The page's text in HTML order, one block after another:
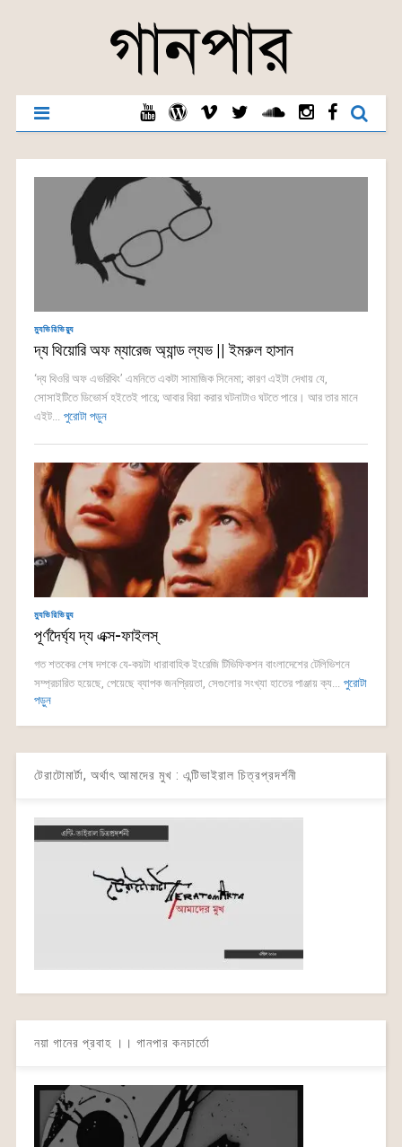
ম্যুভিরিভিয়্যু
দ্য থিয়োরি অফ ম্যারেজ অ্যান্ড ল্যভ || ইমরুল হাসান
‘দ্য থিওরি অফ এভরিথিং’ এমনিতে একটা সামাজিক সিনেমা; কারণ এইটা দেখায় যে,
সোসাইটিতে ডিভোর্স হইতেই পারে; আবার বিয়া করার ঘটনাটাও ঘটতে পারে। আর তার মানে
এইট... পুরোটা পড়ুন
ম্যুভিরিভিয়্যু
পূর্ণদৈর্ঘ্য দ্য এক্স-ফাইলস্
গত শতকের শেষ দশকে যে-কয়টা ধারাবাহিক ইংরেজি টিভিফিকশন বাংলাদেশের টেলিভিশনে
সম্প্রচারিত হয়েছে, পেয়েছে ব্যাপক জনপ্রিয়তা, সেগুলোর সংখ্যা হাতের পাঞ্জায় ক্য... পুরোটা
পড়ুন
টেরাটোমার্টা, অর্থাৎ আমাদের মুখ : এন্টিভাইরাল চিত্রপ্রদর্শনী
নয়া গানের প্রবাহ ।। গানপার কনচার্তো